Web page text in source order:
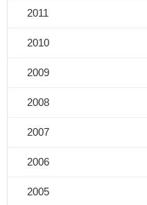
2011
2010
2009
2008
2007
2006
2005